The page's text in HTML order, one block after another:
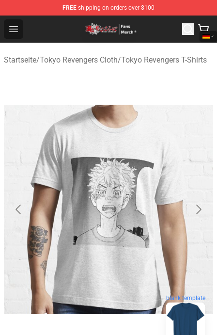
FREE shipping on orders over $100
Open menu
Tokyo Revengers Store - Official Tokyo Revengers
Startseite/Tokyo Revengers Cloth/Tokyo Revengers T-Shirts
blank template